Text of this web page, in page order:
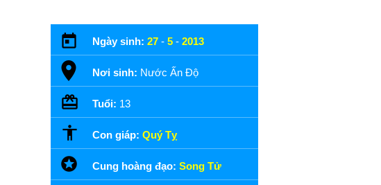
Ngày sinh: 27 - 5 - 2013
Nơi sinh: Nước Ấn Độ
Tuổi: 13
Con giáp: Quý Tỵ
Cung hoàng đạo: Song Tử